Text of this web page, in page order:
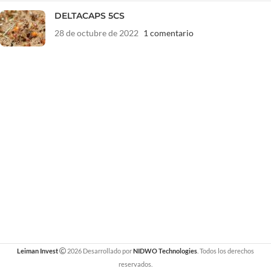
DELTACAPS 5CS
28 de octubre de 2022 1 comentario
Leiman Invest 2026 Desarrollado porNIDWO Technologies . Todos los derechos
reservados.